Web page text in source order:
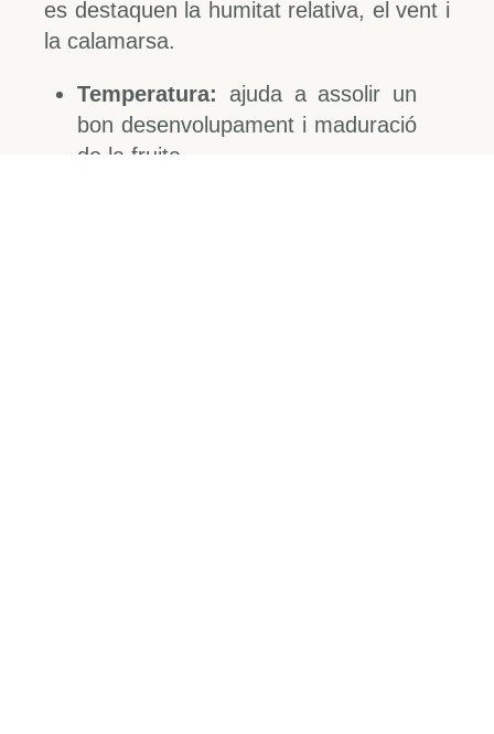
es destaquen la humitat relativa, el vent i
la calamarsa.
Temperatura: ajuda a assolir un
bon desenvolupament i maduració
de la fruita